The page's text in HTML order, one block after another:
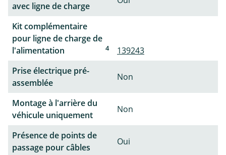
avec ligne de charge
Kit complémentaire
pour ligne de charge de
l'alimentation
4
139243
Prise électrique pré-
assemblée
Non
Montage à l'arrière du
véhicule uniquement
Non
Présence de points de
passage pour câbles
Oui